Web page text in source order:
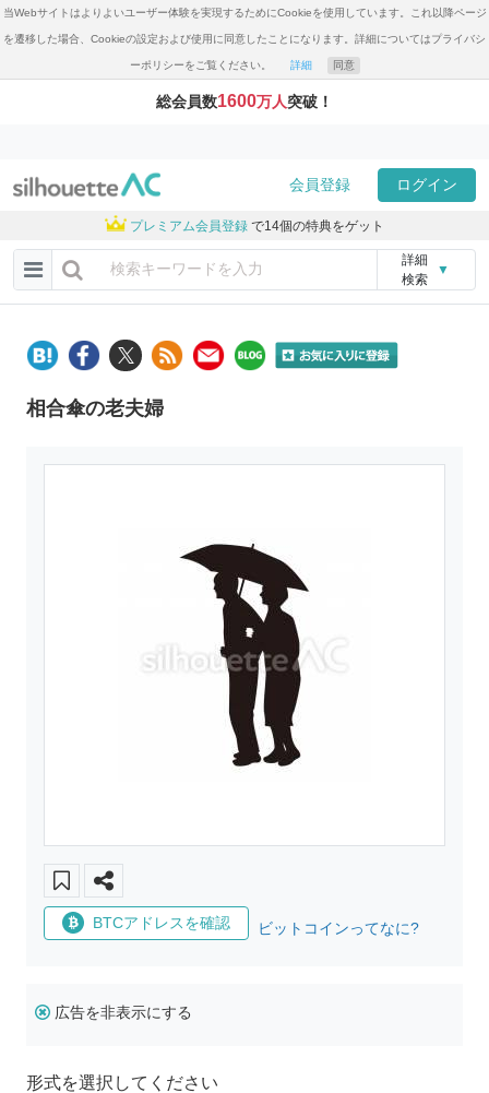
当Webサイトはよりよいユーザー体験を実現するためにCookieを使用しています。これ以降ページ
を遷移した場合、Cookieの設定および使用に同意したことになります。詳細についてはプライバシ
ーポリシーをご覧ください。 詳細 同意
総会員数1600万人突破！
会員登録 ログイン
プレミアム会員登録 で14個の特典をゲット
詳細
検索
▼
相合傘の老夫婦
BTCアドレスを確認 ビットコインってなに?
広告を非表示にする
形式を選択してください